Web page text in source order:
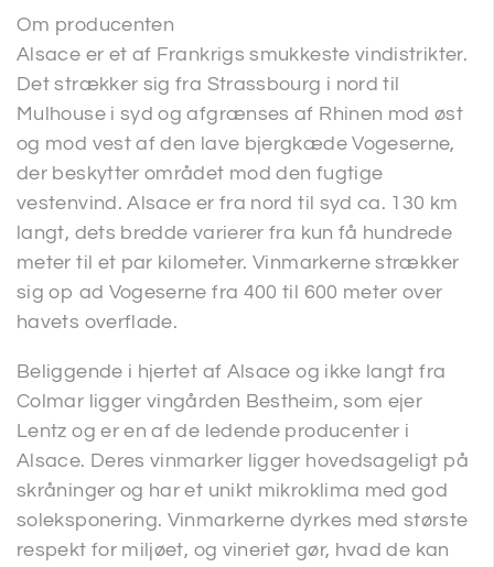
Om producenten
Alsace er et af Frankrigs smukkeste vindistrikter.
Det strækker sig fra Strassbourg i nord til
Mulhouse i syd og afgrænses af Rhinen mod øst
og mod vest af den lave bjergkæde Vogeserne,
der beskytter området mod den fugtige
vestenvind. Alsace er fra nord til syd ca. 130 km
langt, dets bredde varierer fra kun få hundrede
meter til et par kilometer. Vinmarkerne strækker
sig op ad Vogeserne fra 400 til 600 meter over
havets overflade.
Beliggende i hjertet af Alsace og ikke langt fra
Colmar ligger vingården Bestheim, som ejer
Lentz og er en af de ledende producenter i
Alsace. Deres vinmarker ligger hovedsageligt på
skråninger og har et unikt mikroklima med god
soleksponering. Vinmarkerne dyrkes med største
respekt for miljøet, og vineriet gør, hvad de kan